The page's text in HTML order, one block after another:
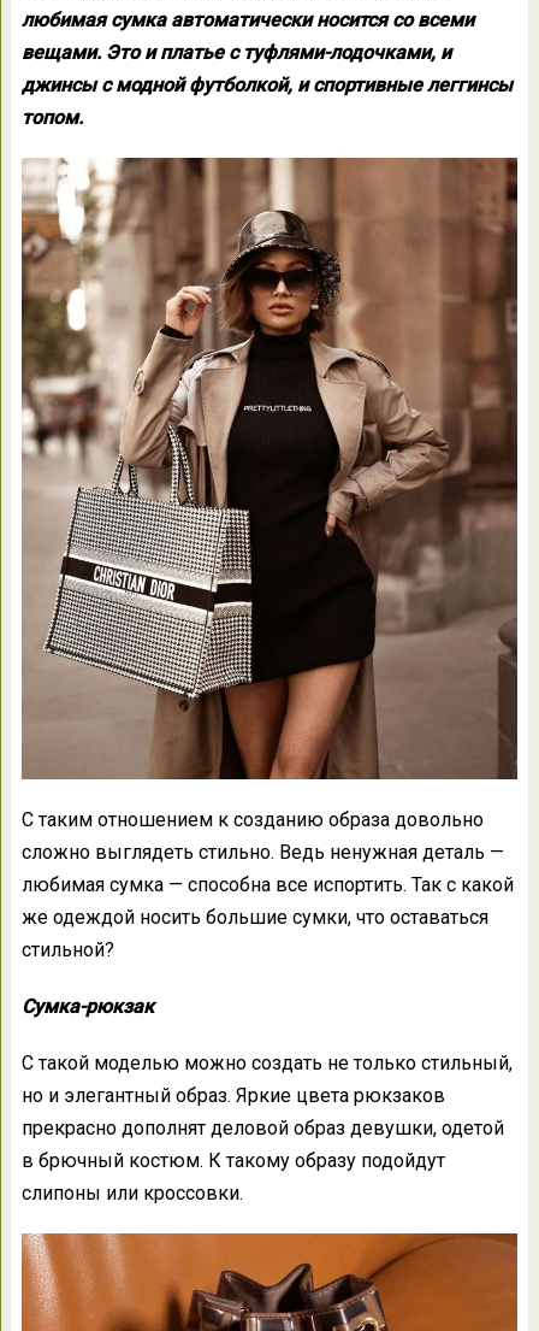
любимая сумка автоматически носится со всеми
вещами. Это и платье с туфлями-лодочками, и
джинсы с модной футболкой, и спортивные леггинсы
топом.
С таким отношением к созданию образа довольно
сложно выглядеть стильно. Ведь ненужная деталь —
любимая сумка — способна все испортить. Так с какой
же одеждой носить большие сумки, что оставаться
стильной?
Сумка-рюкзак
С такой моделью можно создать не только стильный,
но и элегантный образ. Яркие цвета рюкзаков
прекрасно дополнят деловой образ девушки, одетой
в брючный костюм. К такому образу подойдут
слипоны или кроссовки.